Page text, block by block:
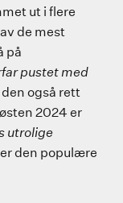
ut i flere
de mest
på
pustet med
også rett
2024 er
utrolige
den populære